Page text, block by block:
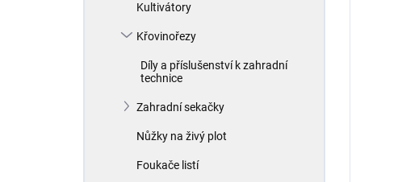
Kultivátory
Křovinořezy
Díly a příslušenství k zahradní
technice
Zahradní sekačky
Nůžky na živý plot
Foukače listí